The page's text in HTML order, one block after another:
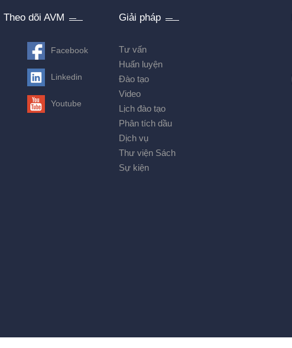
Theo dõi AVM
Facebook
Linkedin
Youtube
Giải pháp
Tư vấn
Huấn luyện
Đào tạo
Video
Lịch đào tạo
Phân tích dầu
Dịch vụ
Thư viện Sách
Sự kiện